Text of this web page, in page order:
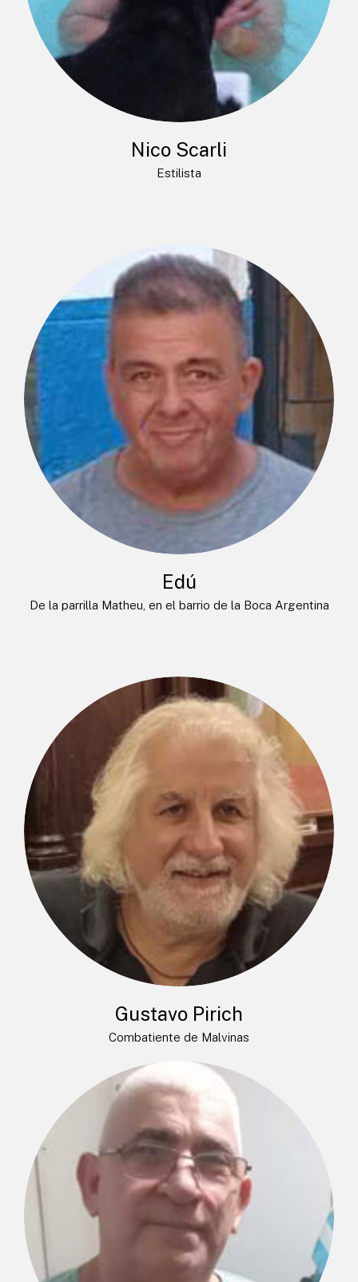
Nico Scarli
Estilista
Edú
De la parrilla Matheu, en el barrio de la Boca Argentina
Gustavo Pirich
Combatiente de Malvinas